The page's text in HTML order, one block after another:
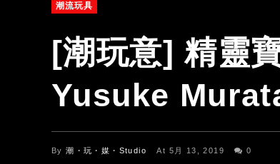
潮流玩具
[潮玩意] 精靈
Yusuke
By潮・玩・媒・Studio At 5月 13, 2019 0